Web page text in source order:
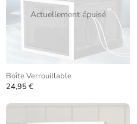
Actuellement épuisé
Boîte Verrouillable
24,95 €